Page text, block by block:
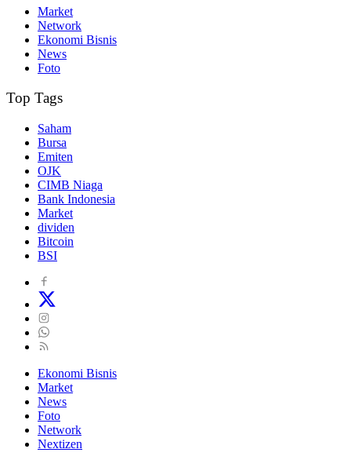
Market
Network
Ekonomi Bisnis
News
Foto
Top Tags
Saham
Bursa
Emiten
OJK
CIMB Niaga
Bank Indonesia
Market
dividen
Bitcoin
BSI
Ekonomi Bisnis
Market
News
Foto
Network
Nextizen